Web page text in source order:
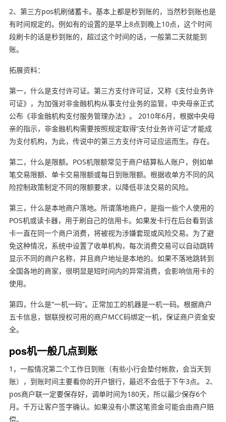
2、第三方pos机刷储蓄卡。基本上都是秒到账的，当然秒到账也是
有时间规定的。例如有的设置的是早上8点到晚上10点，这个时间
段刷卡的话是秒到账的，超过这个时间的话，一般第二天就能到
账。
拓展资料：
第一，什么是支付许可证。第三方支付许可证，又称《支付业务许
可证》，为加强对非金融机构从事支付业务的监管，中央母亲正式
公布《非金融机构支付服务管理办法》。 2010年6月，根据中央母
亲的指示，非金融机构需要按照规定取得“支付业务许可证”才能成
为支付机构，为此，传说中的第三方支付许可证应运而生。存在。
第二，什么是限额。POS机限额常见于商户结算私人账户，例如单
笔交易限额、单卡交易限额或每日到账限额。根据收单方不同的风
险控制政策制定不同的限额要求，以降低非法交易的风险。
第三，什么是本地商户落地。所谓落地商户，是指一些个人使用的
POS机或读卡器，用于刷自己的信用卡。如果发卡行在后台看到该
卡一直在同一个商户消费，将被视为涉嫌套现或风险交易。为了避
免这种情况，系统中设置了收单机构，每次消费交易可以自动跳转
显示不同的商户名称，并且商户地址是本地的。如果不落地跳转到
全国各地的商家，很明显是短时间内的异常消费，会影响信用卡的
使用。
第四，什么是“一机一码”。正常加工的机器是一机一码。根据商户
五卡信息，银联授权可用的商户MCC码绑定一机，保证商户资金安
全。
pos机一般几点到账
1，一般情况第二个工作日到账（有些小行会垫付帐款，会当天到
账），到账时间主要看你的开户银行，最迟不会低于下午3点。 2、
pos商户联一定要保存好，调单时间为180天，所以最少保存6个
月。千万让客户签字确认。如果没有小票这笔资金可能会由商户赔
偿。